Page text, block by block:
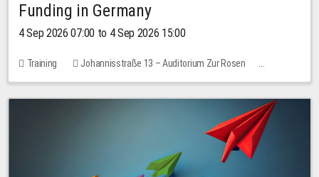
Funding in Germany
4 Sep 2026 07:00 to 4 Sep 2026 15:00
Training
Johannisstraße 13 – Auditorium Zur Rosen
7 places
10.00 EUR